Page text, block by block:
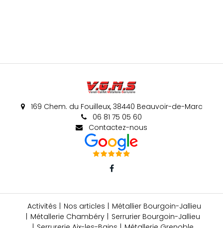
169 Chem. du Fouilleux, 38440 Beauvoir-de-Marc
06 81 75 05 60
Contactez-nous
Activités Nos articles
Métallier Bourgoin-Jallieu
Métallerie Chambéry
Serrurier Bourgoin-Jallieu